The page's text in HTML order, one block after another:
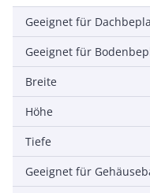
Breite
Höhe
Tiefe